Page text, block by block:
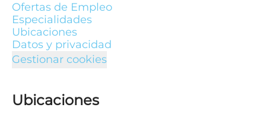
Ofertas de Empleo
Especialidades
Ubicaciones
Datos y privacidad
Gestionar cookies
Ubicaciones